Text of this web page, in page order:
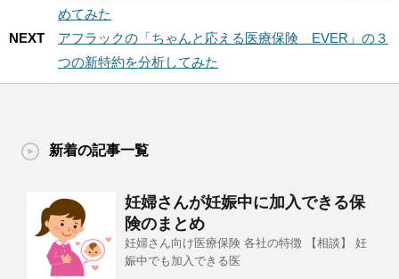
めてみた
NEXT
アフラックの「ちゃんと応える医療保険 EVER」の３
つの新特約を分析してみた
新着の記事一覧
妊婦さんが妊娠中に加入できる保
険のまとめ
妊婦さん向け医療保険 各社の特徴 【相談】 妊
娠中でも加入できる医